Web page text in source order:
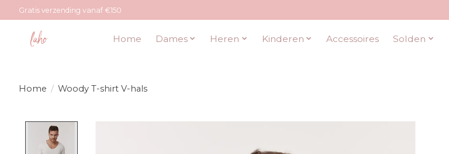
Gratis verzending vanaf €150
Home Dames Heren Kinderen Accessoires Solden
Home / Woody T-shirt V-hals